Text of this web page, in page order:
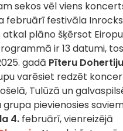
sekos vēl viens
februārī festivāla
atkal plāno šķērsot
ir 13 datumi,
gadā Pīteru Dohertiju
varēsiet redzēt
Tulūzā un
pievienosies
4. februārī, vienreizējā